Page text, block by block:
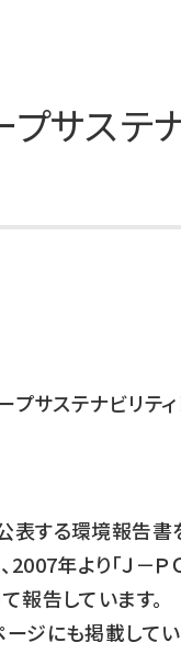
プサス
プサステナビリテ
する環境報告書
年より「Ｊ－Ｐ
報告しています。
ジにも掲載してい